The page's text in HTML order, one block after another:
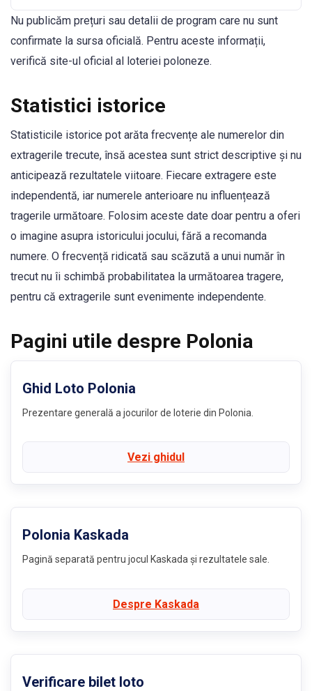
Nu publicăm prețuri sau detalii de program care nu sunt
confirmate la sursa oficială. Pentru aceste informații,
verifică site-ul oficial al loteriei poloneze.
Statistici istorice
Statisticile istorice pot arăta frecvențe ale numerelor din
extragerile trecute, însă acestea sunt strict descriptive și nu
anticipează rezultatele viitoare. Fiecare extragere este
independentă, iar numerele anterioare nu influențează
tragerile următoare. Folosim aceste date doar pentru a oferi
o imagine asupra istoricului jocului, fără a recomanda
numere. O frecvență ridicată sau scăzută a unui număr în
trecut nu îi schimbă probabilitatea la următoarea tragere,
pentru că extragerile sunt evenimente independente.
Pagini utile despre Polonia
Ghid Loto Polonia
Prezentare generală a jocurilor de loterie din Polonia.
Vezi ghidul
Polonia Kaskada
Pagină separată pentru jocul Kaskada și rezultatele sale.
Despre Kaskada
Verificare bilet loto